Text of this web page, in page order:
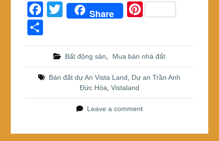
F
a
c
b
o
T
tt
er
Share
Pi
er
e
st
h
ar
e
Bất động sản, Mua bán nhà đất
Bán đất dự An Vista Land, Dự an Trần Anh
Đức Hòa, Vistaland
Leave a comment